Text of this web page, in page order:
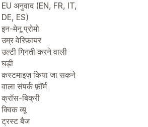
EU अनुवाद (EN, FR, IT,
DE, ES)
इन-मेनू प्रोमो
उम्र वेरिफ़ायर
उल्टी गिनती करने वाली
घड़ी
कस्टमाइज़ किया जा सकने
वाला संपर्क फ़ॉर्म
क्रॉस-बिक्री
क्विक व्यू
ट्रस्ट बैज